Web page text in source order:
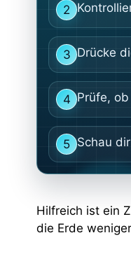
2
3 Drücke
4 Prüfe,
5 Schau
Hilfreich ist ein
die Erde